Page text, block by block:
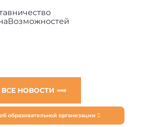
ВСЕ НОВОСТИ ⟹
образовательной организации